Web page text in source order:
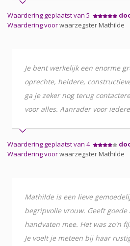
Waardering geplaatst van 5
Waardering voorwaarzegster Mathilde
Je bent werkelijk een enorme
oprechte, heldere,
ga je zeker nog terug
voor alles. Aanrader voor
Waardering geplaatst van 4
Waardering voorwaarzegster Mathilde
Mathilde is een lieve
begripvolle vrouw. Geeft goede
handvaten mee. Het was zo'n
Je voelt je meteen bij haar